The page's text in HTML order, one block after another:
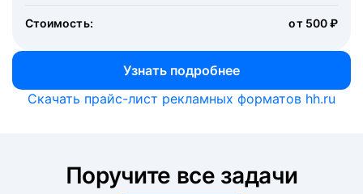
Стоимость: от 500 ₽
Узнать подробнее
Скачать прайс-лист рекламных форматов hh.ru